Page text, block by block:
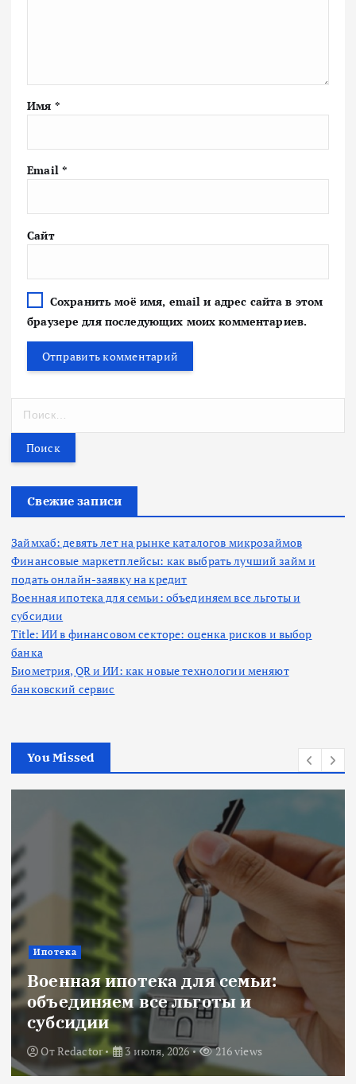
Имя *
Email *
Сайт
Сохранить моё имя, email и адрес сайта в этом
браузере для последующих моих комментариев.
т
Свежие записи
Займхаб: девять лет на рынке каталогов микрозаймов
Финансовые маркетплейсы: как выбрать лучший займ и
подать онлайн-заявку на кредит
Военная ипотека для семьи: объединяем все льготы и
субсидии
Title: ИИ в финансовом секторе: оценка рисков и выбор
банка
Биометрия, QR и ИИ: как новые технологии меняют
банковский сервис
You Missed
Ипотека
Военная ипотека для семьи:
объединяем все льготы и
субсидии
ОтRedactor 3 июля, 2026 216 views